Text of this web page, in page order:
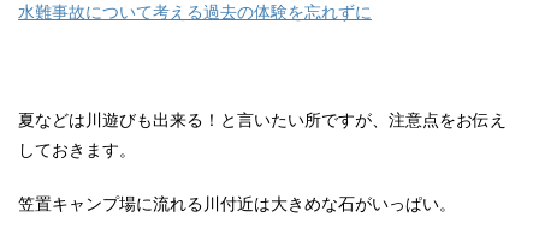
水難事故について考える過去の体験を忘れずに
夏などは川遊びも出来る！と言いたい所ですが、注意点をお伝え
しておきます。
笠置キャンプ場に流れる川付近は大きめな石がいっぱい。